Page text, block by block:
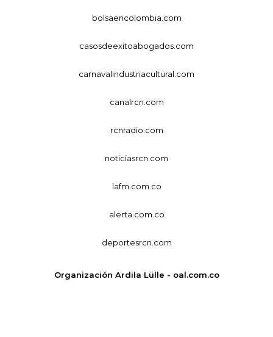
bolsaencolombia.com
casosdeexitoabogados.com
carnavalindustriacultural.com
canalrcn.com
rcnradio.com
noticiasrcn.com
lafm.com.co
alerta.com.co
deportesrcn.com
Organización Ardila Lülle - oal.com.co